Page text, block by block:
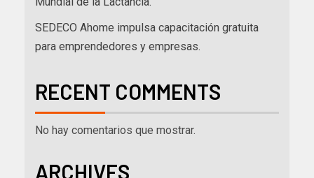
SEDECO Ahome impulsa capacitación gratuita
para emprendedores y empresas.
RECENT COMMENTS
No hay comentarios que mostrar.
ARCHIVES